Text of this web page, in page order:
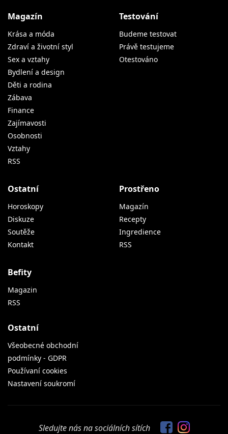
Magazín
Krása a móda
Zdraví a životní styl
Sex a vztahy
Bydlení a design
Děti a rodina
Zábava
Finance
Zajímavosti
Osobnosti
Vztahy
RSS
Testování
Budeme testovat
Právě testujeme
Otestováno
Ostatní
Horoskopy
Diskuze
Soutěže
Kontakt
Prostřeno
Magazín
Recepty
Ingredience
RSS
Befity
Magazin
RSS
Ostatní
Všeobecné obchodní
podmínky - GDPR
Používaní cookies
Nastavení soukromí
Sledujte nás na sociálních sítích